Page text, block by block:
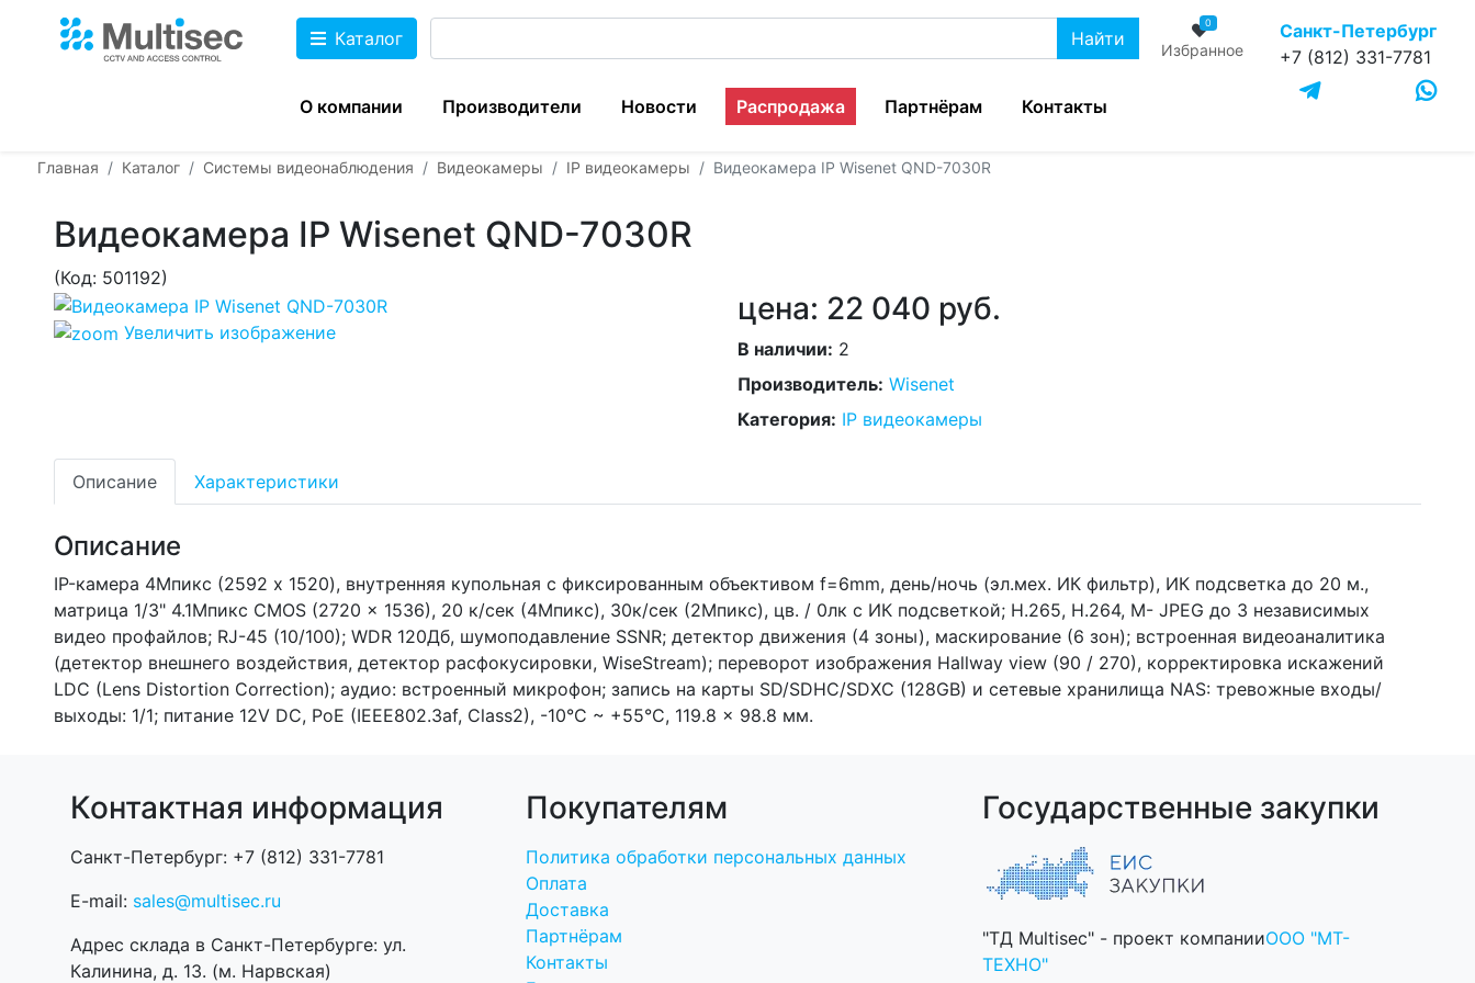
Каталог Найти
0
Избранное
Санкт-Петербург
+7 (812) 331-7781
О компании Производители Новости Распродажа Партнёрам Контакты
Главная Каталог Системы видеонаблюдения Видеокамеры IP видеокамеры Видеокамера IP Wisenet QND-7030R
Видеокамера IP Wisenet QND-7030R
(Код: 501192)
Увеличить изображение
цена: 22 040 руб.
В наличии: 2
Производитель: Wisenet
Категория: IP видеокамеры
Описание Характеристики
Описание
IP-камера 4Мпикс (2592 x 1520), внутренняя купольная с фиксированным объективом f=6mm, день/ночь (эл.мех. ИК фильтр), ИК подсветка до 20 м.,
матрица 1/3" 4.1Mпикс CMOS (2720 x 1536), 20 к/сек (4Mпикс), 30к/сек (2Mпикс), цв. / 0лк с ИК подсветкой; H.265, H.264, M- JPEG до 3 независимых
видео профайлов; RJ-45 (10/100); WDR 120Дб, шумоподавление SSNR; детектор движения (4 зоны), маскирование (6 зон); встроенная видеоаналитика
(детектор внешнего воздействия, детектор расфокусировки, WiseStream); переворот изображения Hallway view (90 / 270), корректировка искажений
LDC (Lens Distortion Correction); аудио: встроенный микрофон; запись на карты SD/SDHC/SDXC (128GB) и сетевые хранилища NAS: тревожные входы/
выходы: 1/1; питание 12V DC, PoE (IEEE802.3af, Class2), -10°C ~ +55°C, 119.8 x 98.8 мм.
Контактная информация
Санкт-Петербург: +7 (812) 331-7781
E-mail: sales@multisec.ru
Адрес склада в Санкт-Петербурге: ул.
Калинина, д. 13. (м. Нарвская)
Покупателям
Политика обработки персональных данных
Оплата
Доставка
Партнёрам
Контакты
Государственные закупки
"ТД Multisec" - проект компанииООО "МТ-
ТЕХНО"